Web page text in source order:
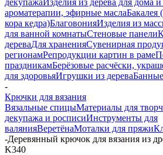
ароматерапии, эфирные маслаБакалея
кора кедра)БлаговонияИзделия из
для ванной комнатыСтеновые панели
дереваДля храненияСувенирная
регионамРепродукции картин в раме
праздникамБерёзовые расчёски,
для здоровьяИгрушки из дерева
-
Крючки для вязания
Вязальные спицыМатериалы для
декупажа и росписиИнструменты для
валянияВеретёнаМоталки для пряжи
-Деревянный крючок для вязания из
K340